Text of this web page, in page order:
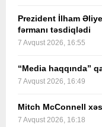
Prezident İlham
fərmanı təsdiqlədi
7 Avqust 2026, 16:55
“Media haqqında”
7 Avqust 2026, 16:49
Mitch McConnell
7 Avqust 2026, 16:18